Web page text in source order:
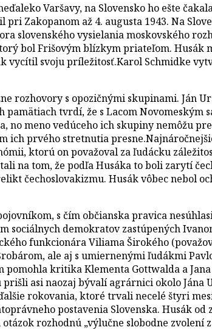
Varšavy, na Slovensko ho ešte
Zakopanom až 4. augusta 1943. Na
slovenského vysielania moskovského
bol Frišovým blízkym priateľom.
vycítil svoju príležitosť.Karol Schmidke
rozhovory s opozičnými skupinami. Ján
tvrdí, že s Lacom Novomeským
meno vedúceho ich skupiny nemôžu
ich prvého stretnutia
ktorú on považoval za ľudácku
na tom, že podľa Husáka to boli zarytí
čechoslovakizmu. Husák vôbec nebol
s čím občianska pravica
demokratov zastúpených
funkcionára Viliama Širokého
ale aj s umiernenými ľudákmi
kritika Klementa Gottwalda a
asi naozaj bývalí agrárnici okolo Jána
rokovania, ktoré trvali necelé štyri
postavenia Slovenska. Husák od
rozhodnú „výlučne slobodne zvolení